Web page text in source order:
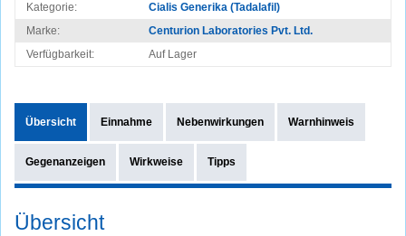
Kategorie:
Cialis Generika (Tadalafil)
Marke:
Centurion Laboratories Pvt. Ltd.
Verfügbarkeit:
Auf Lager
Übersicht Einnahme Nebenwirkungen Warnhinweis
Gegenanzeigen Wirkweise Tipps
Übersicht